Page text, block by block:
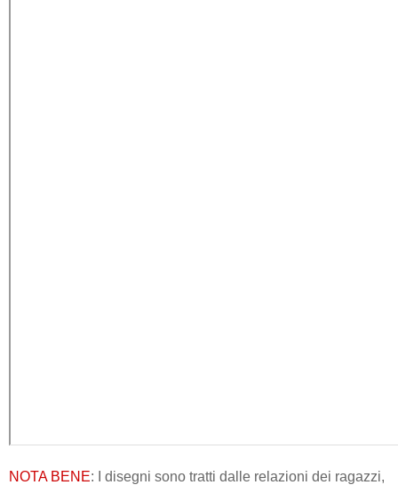
NOTA BENE: I disegni sono tratti dalle relazioni dei ragazzi,